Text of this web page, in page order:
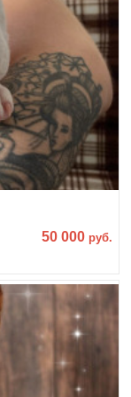
50 000 руб.